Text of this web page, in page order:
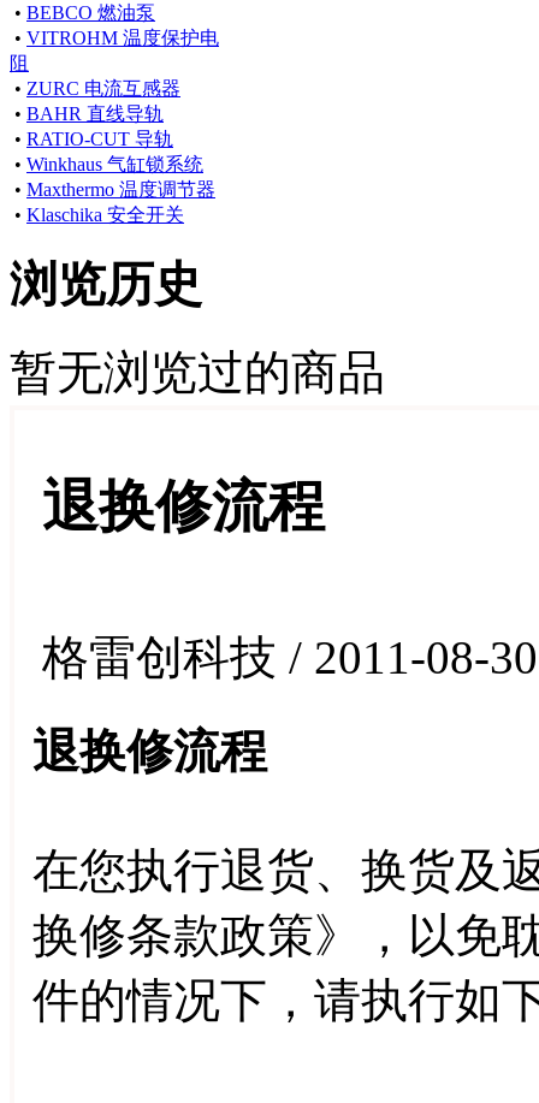
• BEBCO 燃油泵
• VITROHM 温度保护电
阻
• ZURC 电流互感器
• BAHR 直线导轨
• RATIO-CUT 导轨
• Winkhaus 气缸锁系统
• Maxthermo 温度调节器
• Klaschika 安全开关
浏览历史
暂无浏览过的商品
退换修流程
格雷创科技 / 2011-08-30
退换修流程
在您执行退货、换货及
换修条款政策》，以免
件的情况下，请执行如